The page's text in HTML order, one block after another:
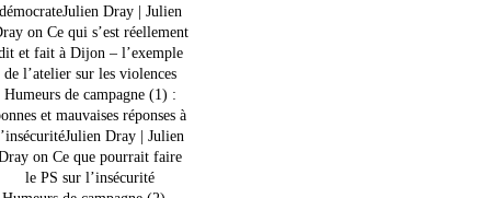
démocrateJulien Dray | Julien
on Ce qui s’est réellement
et fait à Dijon – l’exemple
de l’atelier sur les violences
Humeurs de campagne (1) :
et mauvaises réponses à
Dray | Julien
on Ce que pourrait faire
le PS sur l’insécurité